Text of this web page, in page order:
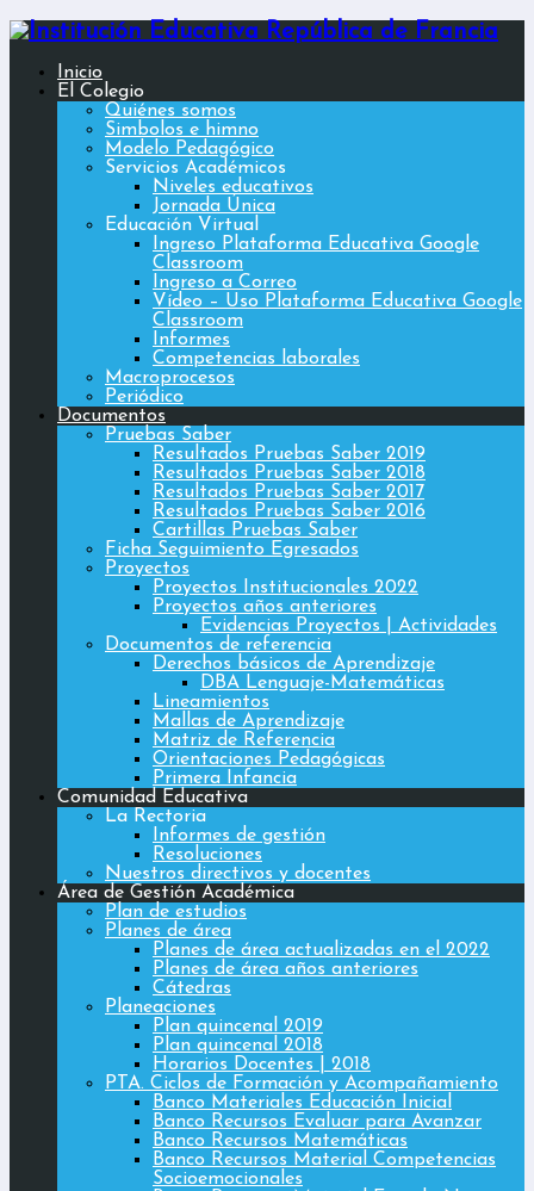
Inicio
El Colegio
Quiénes somos
Simbolos e himno
Modelo Pedagógico
Servicios Académicos
Niveles educativos
Jornada Única
Educación Virtual
Ingreso Plataforma Educativa Google
Classroom
Ingreso a Correo
Vídeo – Uso Plataforma Educativa Google
Classroom
Informes
Competencias laborales
Macroprocesos
Periódico
Documentos
Pruebas Saber
Resultados Pruebas Saber 2019
Resultados Pruebas Saber 2018
Resultados Pruebas Saber 2017
Resultados Pruebas Saber 2016
Cartillas Pruebas Saber
Ficha Seguimiento Egresados
Proyectos
Proyectos Institucionales 2022
Proyectos años anteriores
Evidencias Proyectos | Actividades
Documentos de referencia
Derechos básicos de Aprendizaje
DBA Lenguaje-Matemáticas
Lineamientos
Mallas de Aprendizaje
Matriz de Referencia
Orientaciones Pedagógicas
Primera Infancia
Comunidad Educativa
La Rectoria
Informes de gestión
Resoluciones
Nuestros directivos y docentes
Área de Gestión Académica
Plan de estudios
Planes de área
Planes de área actualizadas en el 2022
Planes de área años anteriores
Cátedras
Planeaciones
Plan quincenal 2019
Plan quincenal 2018
Horarios Docentes | 2018
PTA. Ciclos de Formación y Acompañamiento
Banco Materiales Educación Inicial
Banco Recursos Evaluar para Avanzar
Banco Recursos Matemáticas
Banco Recursos Material Competencias
Socioemocionales